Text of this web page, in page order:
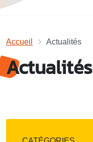
Accueil Actualités
Actualités